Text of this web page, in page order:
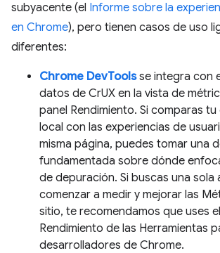
subyacente (el Informe sobre la
en Chrome), pero tienen casos de uso
diferentes:
Chrome DevToolsse integra con
datos de CrUX en la vista de
panel Rendimiento. Si comparas tu
local con las experiencias de
misma página, puedes tomar una
fundamentada sobre dónde
de depuración. Si buscas una sola
comenzar a medir y mejorar las
sitio, te recomendamos que uses
Rendimiento de las Herramientas
desarrolladores de Chrome.